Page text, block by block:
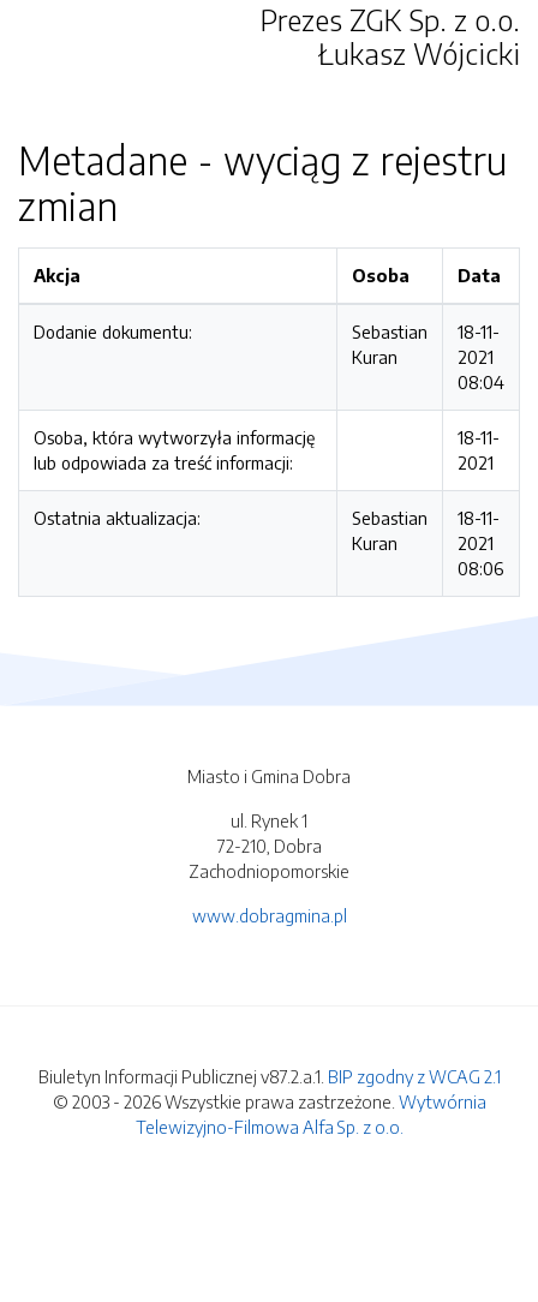
Prezes ZGK Sp. z o.o.
Łukasz Wójcicki
Metadane - wyciąg z rejestru
zmian
Akcja Osoba Data
Dodanie dokumentu:
Sebastian
Kuran
18-11-
2021
08:04
Osoba, która wytworzyła informację
lub odpowiada za treść informacji:
18-11-
2021
Ostatnia aktualizacja:
Sebastian
Kuran
18-11-
2021
08:06
Miasto i Gmina Dobra
ul. Rynek 1
72-210, Dobra
Zachodniopomorskie
www.dobragmina.pl
Biuletyn Informacji Publicznej v87.2.a.1. BIP zgodny z WCAG 2.1
© 2003 - 2026 Wszystkie prawa zastrzeżone. Wytwórnia
Telewizyjno-Filmowa Alfa Sp. z o.o.